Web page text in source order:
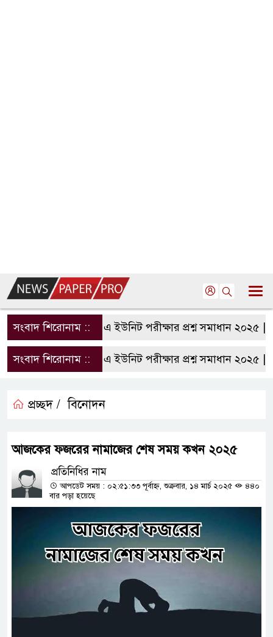
সংবাদ শিরোনাম ::রাবি এ ইউনিট পরীক্ষার প্রশ্ন সমাধান ২০২৫ |
সংবাদ শিরোনাম ::রাবি এ ইউনিট পরীক্ষার প্রশ্ন সমাধান ২০২৫ |
প্রচ্ছদ / বিনোদন
আজকের ফজরের নামাজের শেষ সময় কখন ২০২৫
প্রতিনিধির নাম
আপডেট সময় : ০২:৫১:৩৩ পূর্বাহ্ন, শুক্রবার, ১৪ মার্চ ২০২৫
৪৪০
বার পড়া হয়েছে